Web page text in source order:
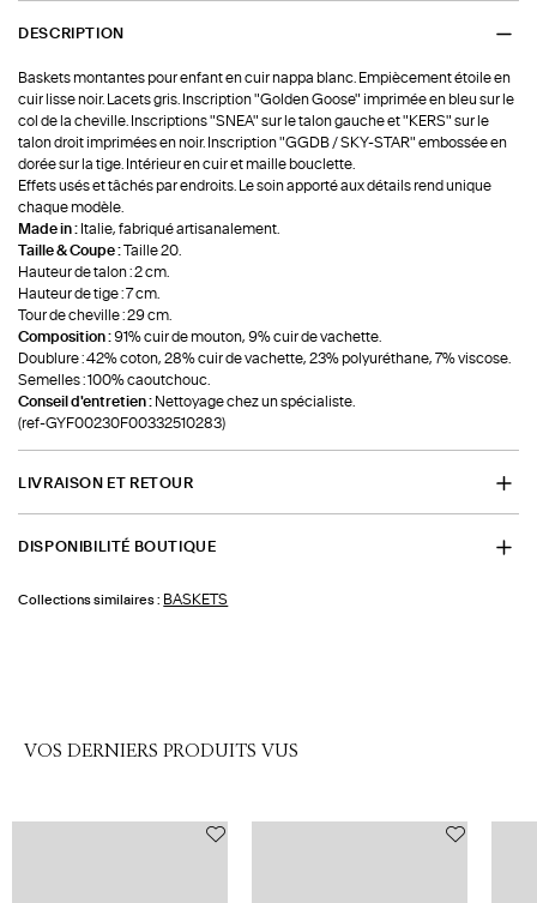
DESCRIPTION
Baskets montantes pour enfant en cuir nappa blanc. Empiècement étoile en
cuir lisse noir. Lacets gris. Inscription "Golden Goose" imprimée en bleu sur le
col de la cheville. Inscriptions "SNEA" sur le talon gauche et "KERS" sur le
talon droit imprimées en noir. Inscription "GGDB / SKY-STAR" embossée en
dorée sur la tige. Intérieur en cuir et maille bouclette.
Effets usés et tâchés par endroits. Le soin apporté aux détails rend unique
chaque modèle.
Made in : Italie, fabriqué artisanalement.
Taille & Coupe :Taille 20.
Hauteur de talon : 2 cm.
Hauteur de tige : 7 cm.
Tour de cheville : 29 cm.
Composition :91% cuir de mouton, 9% cuir de vachette.
Doublure : 42% coton, 28% cuir de vachette, 23% polyuréthane, 7% viscose.
Semelles : 100% caoutchouc.
Conseil d'entretien : Nettoyage chez un spécialiste.
(ref-GYF00230F00332510283)
LIVRAISON ET RETOUR
DISPONIBILITÉ BOUTIQUE
Collections similaires : BASKETS
VOS DERNIERS PRODUITS VUS